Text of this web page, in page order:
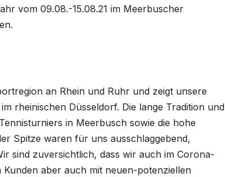
vom 09.08.-15.08.21 im Meerbuscher
an Rhein und Ruhr und zeigt unsere
rheinischen Düsseldorf. Die lange Tradition und
in Meerbusch sowie die hohe
Spitze waren für uns ausschlaggebend,
sind zuversichtlich, dass wir auch im Corona-
aber auch mit neuen-potenziellen